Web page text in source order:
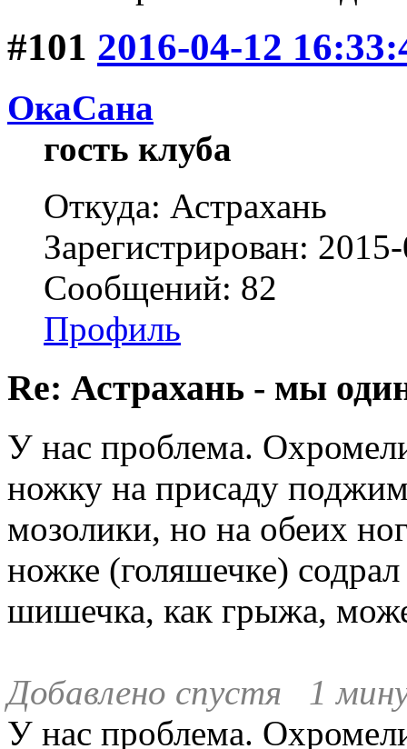
#101 2016-04-12
ОкаСана
гость клуба
Откуда: Астрахань
Зарегистрирован:
Сообщений: 82
Профиль
Re: Астрахань - мы
У нас проблема.
ножку на присаду
мозолики, но на обеих
ножке (голяшечке)
шишечка, как грыжа,
Добавлено спустя 1
У нас проблема.